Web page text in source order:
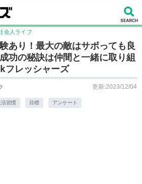
会人ライフ
あり！最大の敵はサボっても良
功の秘訣は仲間と一緒に取り組
レッシャーズ
更新:2023/12/04
活習慣 目標 アンケート